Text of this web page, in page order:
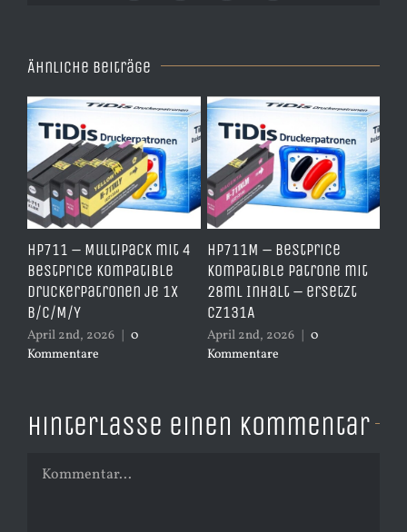
Ähnliche Beiträge
HP711 – Multipack mit 4
BestPrice kompatible
Druckerpatronen je 1x
B/C/M/Y
April 2nd, 2026 | 0
Kommentare
HP711M – BestPrice
kompatible Patrone mit
28ml Inhalt – ersetzt
CZ131A
April 2nd, 2026 | 0
Kommentare
Hinterlasse einen Kommentar
Kommentar